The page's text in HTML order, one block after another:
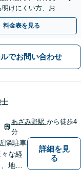
けにくい方、お気
相談】
料金表を見る
ルでお問い合わせ
あざみ野駅 から徒歩4
分
隣駐車
な経
地域
詳細を見
る